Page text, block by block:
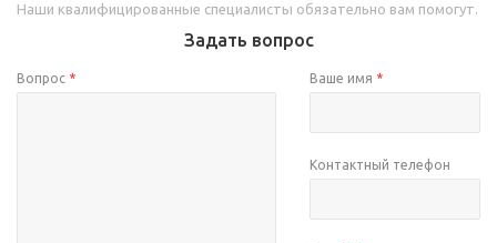
Наши квалифицированные специалисты обязательно вам помогут.
Задать вопрос
Вопрос * Ваше имя *
Контактный телефон